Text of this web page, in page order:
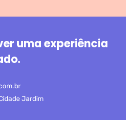
uma experiência
Jardim